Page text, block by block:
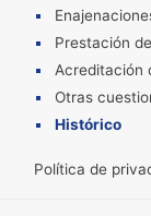
Prestación
Acreditación
Otras
Histórico
Política de